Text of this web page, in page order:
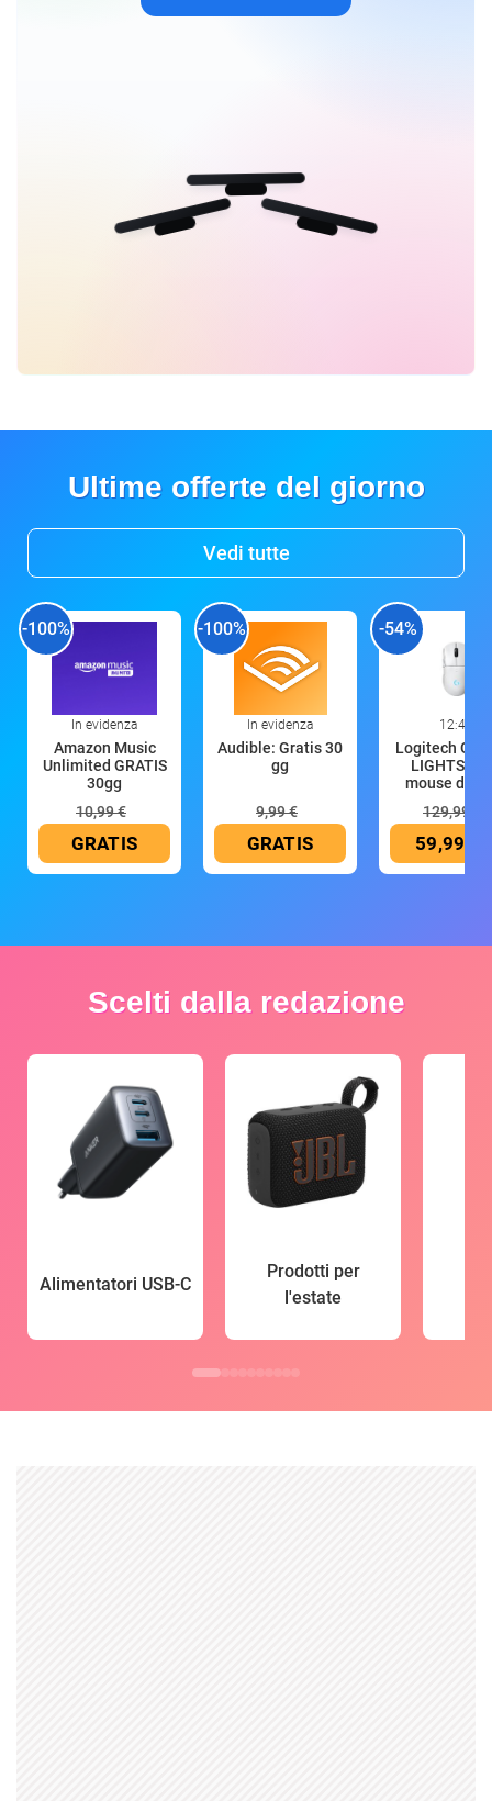
Ultime offerte del giorno
Vedi tutte
-100%
In evidenza
Amazon Music
Unlimited GRATIS
30gg
10,99 €
GRATIS
-100%
In evidenza
Audible: Gratis 30
gg
9,99 €
GRATIS
-54%
12:43
Logitech G
mouse da
129,99 €
59,99 €
Scelti dalla redazione
Alimentatori USB-C
Prodotti per
l'estate